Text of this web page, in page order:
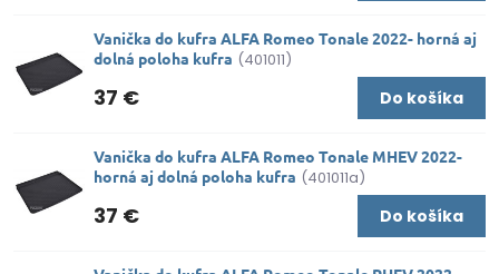
Vanička do kufra ALFA Romeo Tonale 2022- horná aj
dolná poloha kufra (401011)
37 € Do košíka
Vanička do kufra ALFA Romeo Tonale MHEV 2022-
horná aj dolná poloha kufra (401011a)
37 € Do košíka